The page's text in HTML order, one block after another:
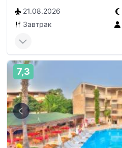
21.08.2026
Завтрак
7,3